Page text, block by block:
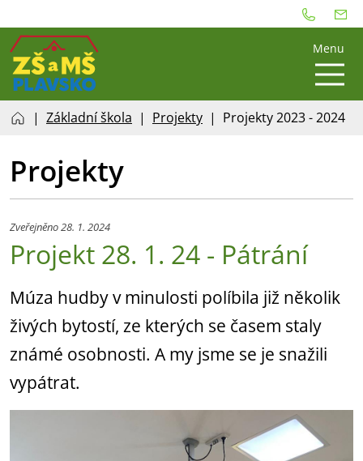
Menu
Základní škola Projekty Projekty 2023 - 2024
Projekty
Zveřejněno 28. 1. 2024
Projekt 28. 1. 24 - Pátrání
Múza hudby v minulosti políbila již několik
živých bytostí, ze kterých se časem staly
známé osobnosti. A my jsme se je snažili
vypátrat.